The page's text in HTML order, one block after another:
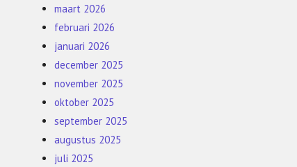
maart 2026
februari 2026
januari 2026
december 2025
november 2025
oktober 2025
september 2025
augustus 2025
juli 2025